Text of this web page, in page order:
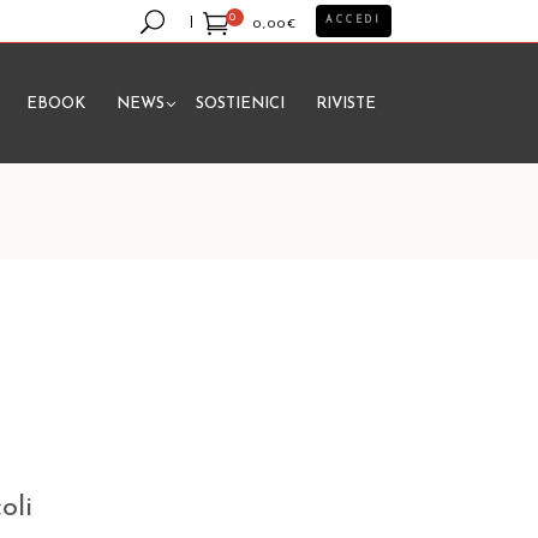
0
0,00€
prodotto nel carrello.
ACCEDI
EBOOK NEWS SOSTIENICI RIVISTE